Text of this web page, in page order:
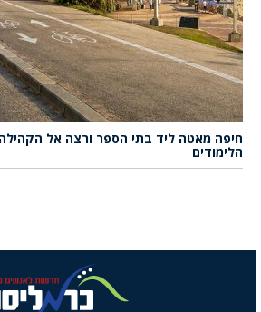
חיפה מאטה ליד בתי הספר ורצה אל
הלימודים